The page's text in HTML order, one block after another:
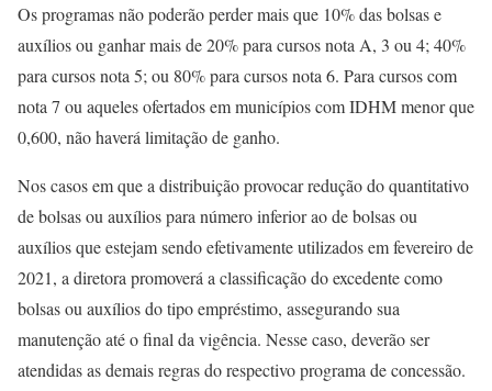
Os programas não poderão perder mais que 10% das bolsas e
auxílios ou ganhar mais de 20% para cursos nota A, 3 ou 4; 40%
para cursos nota 5; ou 80% para cursos nota 6. Para cursos com
nota 7 ou aqueles ofertados em municípios com IDHM menor que
0,600, não haverá limitação de ganho.
Nos casos em que a distribuição provocar redução do quantitativo
de bolsas ou auxílios para número inferior ao de bolsas ou
auxílios que estejam sendo efetivamente utilizados em fevereiro de
2021, a diretora promoverá a classificação do excedente como
bolsas ou auxílios do tipo empréstimo, assegurando sua
manutenção até o final da vigência. Nesse caso, deverão ser
atendidas as demais regras do respectivo programa de concessão.